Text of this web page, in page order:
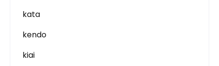
kata
kendo
kiai